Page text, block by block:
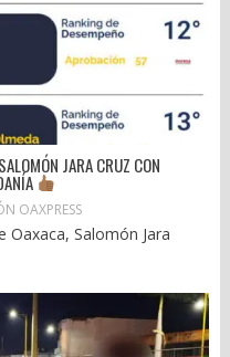
JARA CRUZ CON
OAXPRESS
Oaxaca, Salomón Jara